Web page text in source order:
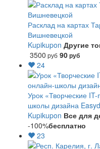
Расклад на картах
Вишневецкой
Kupikupon Другие
3500 руб 90руб
24
Урок «Творческие
школы дизайна
Kupikupon Все для
-100%бесплатно
23